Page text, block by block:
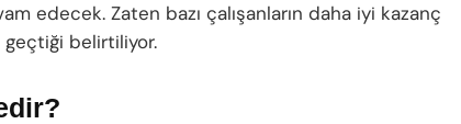
edecek. Zaten bazı çalışanların daha iyi kazanç
belirtiliyor.